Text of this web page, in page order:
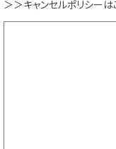
＞＞キャンセルポリシー